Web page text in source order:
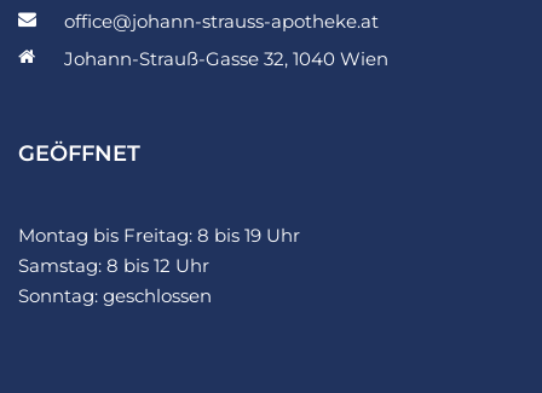
office@johann-strauss-apotheke.at
Johann-Strauß-Gasse 32, 1040 Wien
GEÖFFNET
Montag bis Freitag: 8 bis 19 Uhr
Samstag: 8 bis 12 Uhr
Sonntag: geschlossen